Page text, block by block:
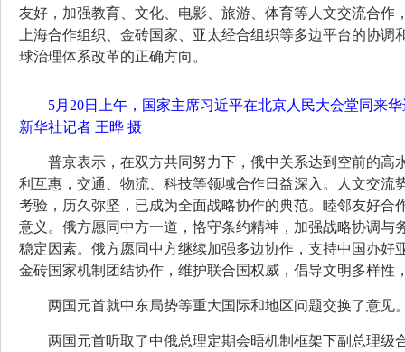
友好，加强教育、文化、电影、旅游、体育等人文交流合
上海合作组织、金砖国家、亚太经合组织等多边平台的协
球治理体系改革的正确方向。
5月20日上午，国家主席习近平在北京人民大会堂同来
新华社记者 王晔 摄
普京表示，在双方共同努力下，俄中关系达到空前的
利互惠，交通、物流、科技等领域合作日益深入。人文交流
考验，历久弥坚，已成为全面战略协作的典范。睦邻友好
意义。俄方愿同中方一道，恪守条约精神，加强战略协调
稳定因素。俄方愿同中方继续加强多边协作，支持中国办
金砖国家机制团结协作，维护联合国权威，倡导文明多样性
两国元首就中东局势等重大国际和地区问题交换了意见
两国元首听取了中俄总理定期会晤机制框架下副总理